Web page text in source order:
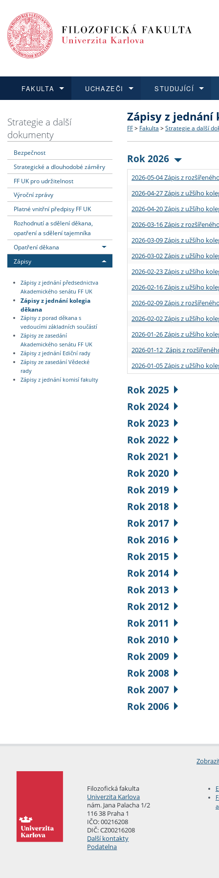
FAKULTA
Dozvědět se více
Struktura a historie
Strategie a další
Podpora a benefity pro
Absolventi fakulty
UCHAZEČI
Podat přihlášku
Co studovat a jak se
Učitelské studijní
Informace k průběhu
STUDUJÍCÍ
Dozvědět se více
Bakalářské a magisterské
Doktorské studium
Rigorózní řízení
Dozvědět se více
O vědě a výzkumu na FF
Akademické kvalifikace
Granty a projekty
Dozvědět se více
Aktuální nabídky a
Vyjíždějící studenti
Přijíždějící studenti
Vyjíždějící zaměstnanci
Strategie a další
dokumenty
Bezpečnost
Strategické a dlouhodobé záměry
FF UK pro udržitelnost
Výroční zprávy
Platné vnitřní předpisy FF UK
Rozhodnutí a sdělení děkana,
opatření a sdělení tajemníka
Opatření děkana
Zápisy
Zápisy z jednání předsednictva
Akademického senátu FF UK
Zápisy z jednání kolegia
děkana
Zápisy z porad děkana s
vedoucími základních součástí
Zápisy ze zasedání
Akademického senátu FF UK
Zápisy z jednání Ediční rady
Zápisy ze zasedání Vědecké
rady
Zápisy z jednání komisí fakulty
Zápisy z jednání
FF > Fakulta > Strategie a další
Rok 2026
2026-05-04 Zápis z
2026-04-27 Zápis z užšího
2026-04-20 Zápis z užšího
2026-03-16 Zápis z
2026-03-09 Zápis z užšího
2026-03-02 Zápis z užšího
2026-02-23 Zápis z užšího
2026-02-16 Zápis z užšího
2026-02-09 Zápis z
2026-02-02 Zápis z užšího
2026-01-26 Zápis z užšího
2026-01-12 Zápis z
2026-01-05 Zápis z užšího
Rok 2025
Rok 2024
Rok 2023
Rok 2022
Rok 2021
Rok 2020
Rok 2019
Rok 2018
Rok 2017
Rok 2016
Rok 2015
Rok 2014
Rok 2013
Rok 2012
Rok 2011
Rok 2010
Rok 2009
Rok 2008
Rok 2007
Rok 2006
Filozofická fakulta
Univerzita Karlova
nám. Jana Palacha 1/2
116 38 Praha 1
IČO: 00216208
DIČ: CZ00216208
Další kontakty
Podatelna